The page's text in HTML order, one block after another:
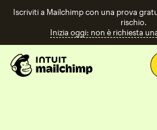
Iscriviti a Mailchimp con una prova
rischio.
Inizia oggi: non è richiesta